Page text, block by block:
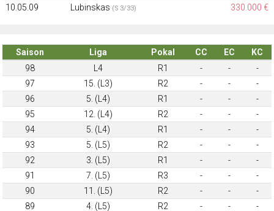
10.05.09
Lubinskas (S 3/33) 330.000 €
Saison Liga Pokal CC EC
KC
98
L4 R1 - -
-
97
15. (L3) R2 - -
-
96
5. (L4) R1 - -
-
95
12. (L4) R2 - -
-
94
5. (L4) R1 - -
-
93
5. (L5) R2 - -
-
92
3. (L5) R1 - -
-
91
7. (L5) R3 - -
-
90
11. (L5) R2 - -
-
89
4. (L5) R2 - - -